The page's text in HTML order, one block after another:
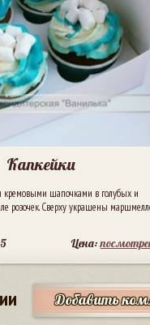
Капкейки
шапочками в голубых и
розочек. Сверху украшены
Цена:
Добавить